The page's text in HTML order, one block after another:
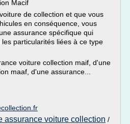
Macif
de collection et que vous
en conséquence, vous
assurance spécifique qui
particularités liées à ce type
voiture collection maif, d'une
maaf, d'une assurance...
assurance voiture collection /